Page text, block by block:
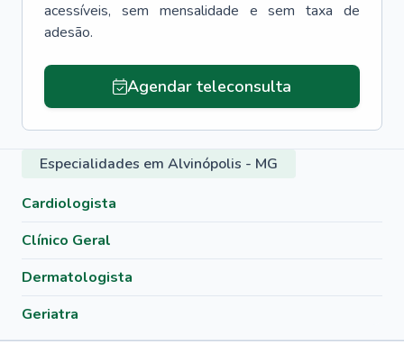
acessíveis, sem mensalidade e sem taxa de
adesão.
Agendar teleconsulta
Especialidades em Alvinópolis - MG
Cardiologista
Clínico Geral
Dermatologista
Geriatra